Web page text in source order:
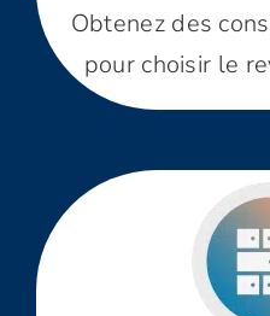
Obtenez des
pour choisir le